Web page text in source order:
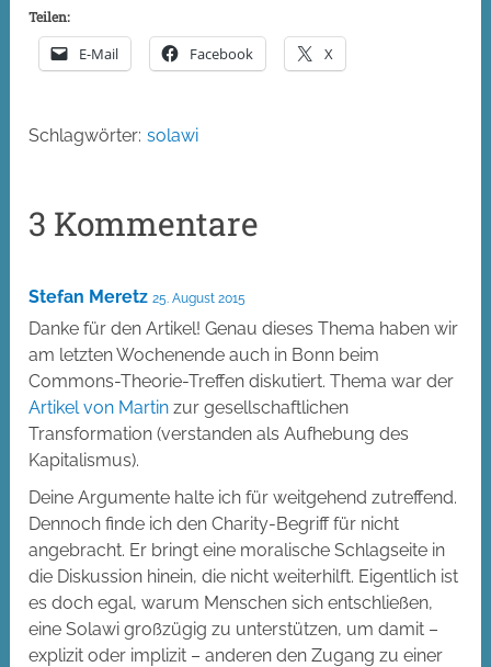
Teilen:
E-Mail Facebook X
Schlagwörter: solawi
3 Kommentare
Stefan Meretz 25. August 2015
Danke für den Artikel! Genau dieses Thema haben wir
am letzten Wochenende auch in Bonn beim
Commons-Theorie-Treffen diskutiert. Thema war der
Artikel von Martin zur gesellschaftlichen
Transformation (verstanden als Aufhebung des
Kapitalismus).
Deine Argumente halte ich für weitgehend zutreffend.
Dennoch finde ich den Charity-Begriff für nicht
angebracht. Er bringt eine moralische Schlagseite in
die Diskussion hinein, die nicht weiterhilft. Eigentlich ist
es doch egal, warum Menschen sich entschließen,
eine Solawi großzügig zu unterstützen, um damit –
explizit oder implizit – anderen den Zugang zu einer